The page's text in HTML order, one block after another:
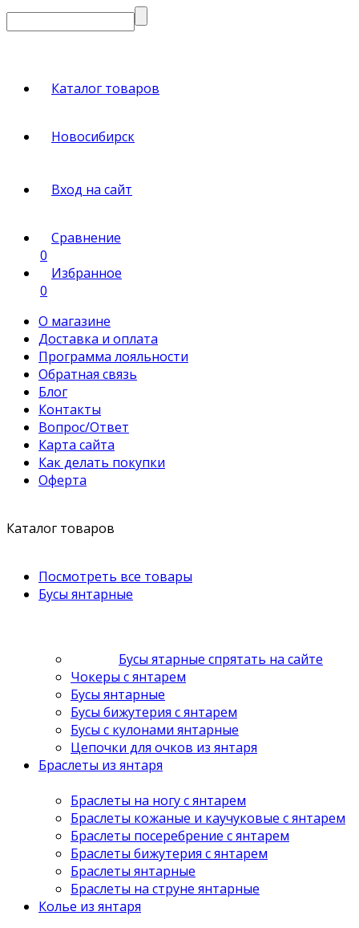
Каталог товаров
Новосибирск
Вход на сайт
Сравнение
0
Избранное
0
О магазине
Доставка и оплата
Программа лояльности
Обратная связь
Блог
Контакты
Вопрос/Ответ
Карта сайта
Как делать покупки
Оферта
Каталог товаров
Посмотреть все товары
Бусы янтарные
Бусы ятарные спрятать на сайте
Чокеры с янтарем
Бусы янтарные
Бусы бижутерия с янтарем
Бусы с кулонами янтарные
Цепочки для очков из янтаря
Браслеты из янтаря
Браслеты на ногу с янтарем
Браслеты кожаные и каучуковые с янтарем
Браслеты посеребрение с янтарем
Браслеты бижутерия с янтарем
Браслеты янтарные
Браслеты на струне янтарные
Колье из янтаря